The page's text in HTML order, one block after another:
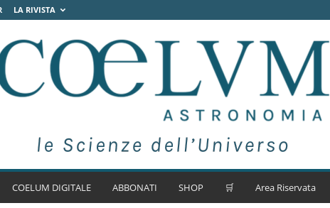
LA RIVISTA
COELUM DIGITALE ABBONATI SHOP 🛒 Area Riservata